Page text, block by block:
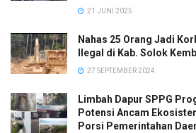
21 JUNI 2025
Nahas 25 Orang Jadi
Ilegal di Kab. Solok
27 SEPTEMBER 2024
Limbah Dapur SPPG
Potensi Ancam
Porsi Pemerintahan